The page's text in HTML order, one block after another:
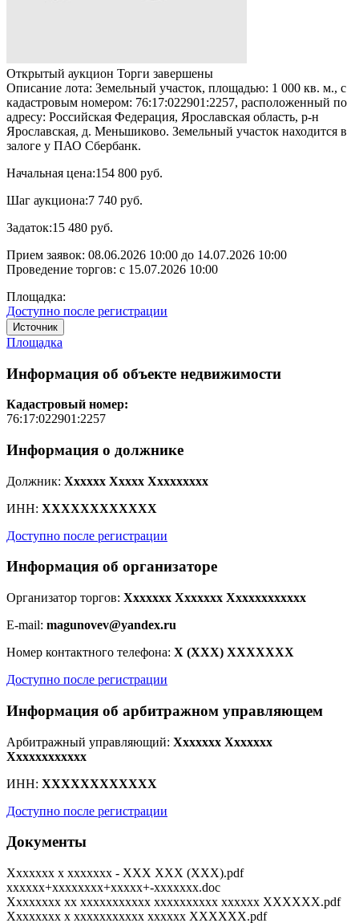
Открытый аукцион Торги завершены
Описание лота: Земельный участок, площадью: 1 000 кв. м., с
кадастровым номером: 76:17:022901:2257, расположенный по
адресу: Российская Федерация, Ярославская область, р-н
Ярославская, д. Меньшиково. Земельный участок находится в
залоге у ПАО Сбербанк.
Начальная цена:154 800 руб.
Шаг аукциона:7 740 руб.
Задаток:15 480 руб.
Прием заявок: 08.06.2026 10:00 до 14.07.2026 10:00
Проведение торгов: с 15.07.2026 10:00
Площадка:
Доступно после регистрации
Источник
Площадка
Информация об объекте недвижимости
Кадастровый номер:
76:17:022901:2257
Информация о должнике
Должник: Xxxxxx Xxxxx Xxxxxxxxx
ИНН: XXXXXXXXXXXX
Доступно после регистрации
Информация об организаторе
Организатор торгов: Xxxxxxx Xxxxxxx Xxxxxxxxxxxx
E-mail: magunovev@yandex.ru
Номер контактного телефона: X (XXX) XXXXXXX
Доступно после регистрации
Информация об арбитражном управляющем
Арбитражный управляющий: Xxxxxxx Xxxxxxx
Xxxxxxxxxxxx
ИНН: XXXXXXXXXXXX
Доступно после регистрации
Документы
Xxxxxxx x xxxxxxx - XXX XXX (XXX).pdf
xxxxxx+xxxxxxxx+xxxxx+-xxxxxxx.doc
Xxxxxxxx xx xxxxxxxxxxx xxxxxxxxxx xxxxxx XXXXXX.pdf
Xxxxxxxx x xxxxxxxxxxx xxxxxx XXXXXX.pdf